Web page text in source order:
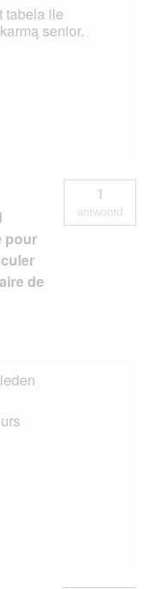
tabela ile
senior.
pour
de
1
antwoord